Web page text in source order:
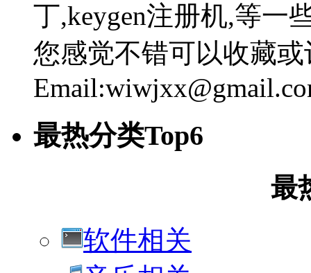
丁,keygen注册机,等一
您感觉不错可以收藏
最热分类Top6
最
软件相关